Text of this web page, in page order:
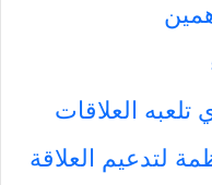
تلعبه العلاقات
لتدعيم العلاقة